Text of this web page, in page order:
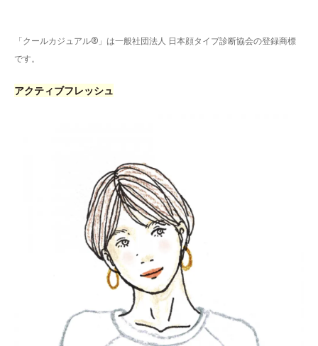
「クールカジュアル®」は一般社団法人 日本顔タイプ診断協会の登録商標
です。
アクティブフレッシュ